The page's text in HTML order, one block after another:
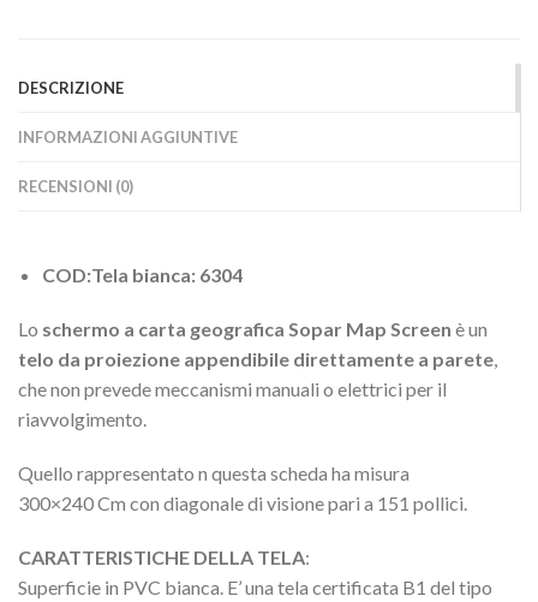
DESCRIZIONE
INFORMAZIONI AGGIUNTIVE
RECENSIONI (0)
COD:Tela bianca: 6304
Lo schermo a carta geografica Sopar Map Screen è un
telo da proiezione appendibile direttamente a parete
che non prevede meccanismi manuali o elettrici per il
riavvolgimento.
Quello rappresentato n questa scheda ha misura
300×240 Cm con diagonale di visione pari a 151 pollici.
CARATTERISTICHE DELLA TELA:
Superficie in PVC bianca. E’ una tela certificata B1 del tipo